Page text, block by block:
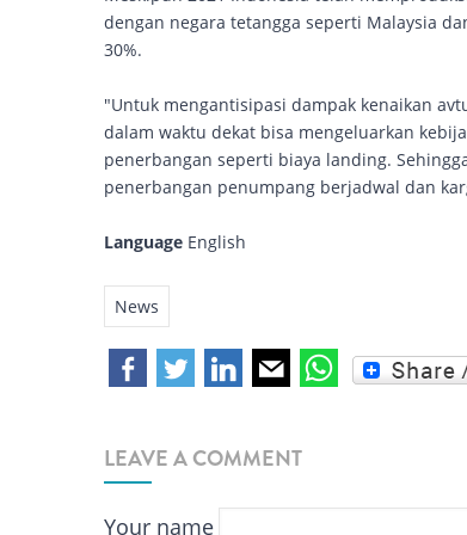
dengan negara tetangga seperti Malaysia
30%.
"Untuk mengantisipasi dampak kenaikan
dalam waktu dekat bisa mengeluarkan
penerbangan seperti biaya landing.
penerbangan penumpang berjadwal dan
Language English
News
LEAVE A COMMENT
Your name